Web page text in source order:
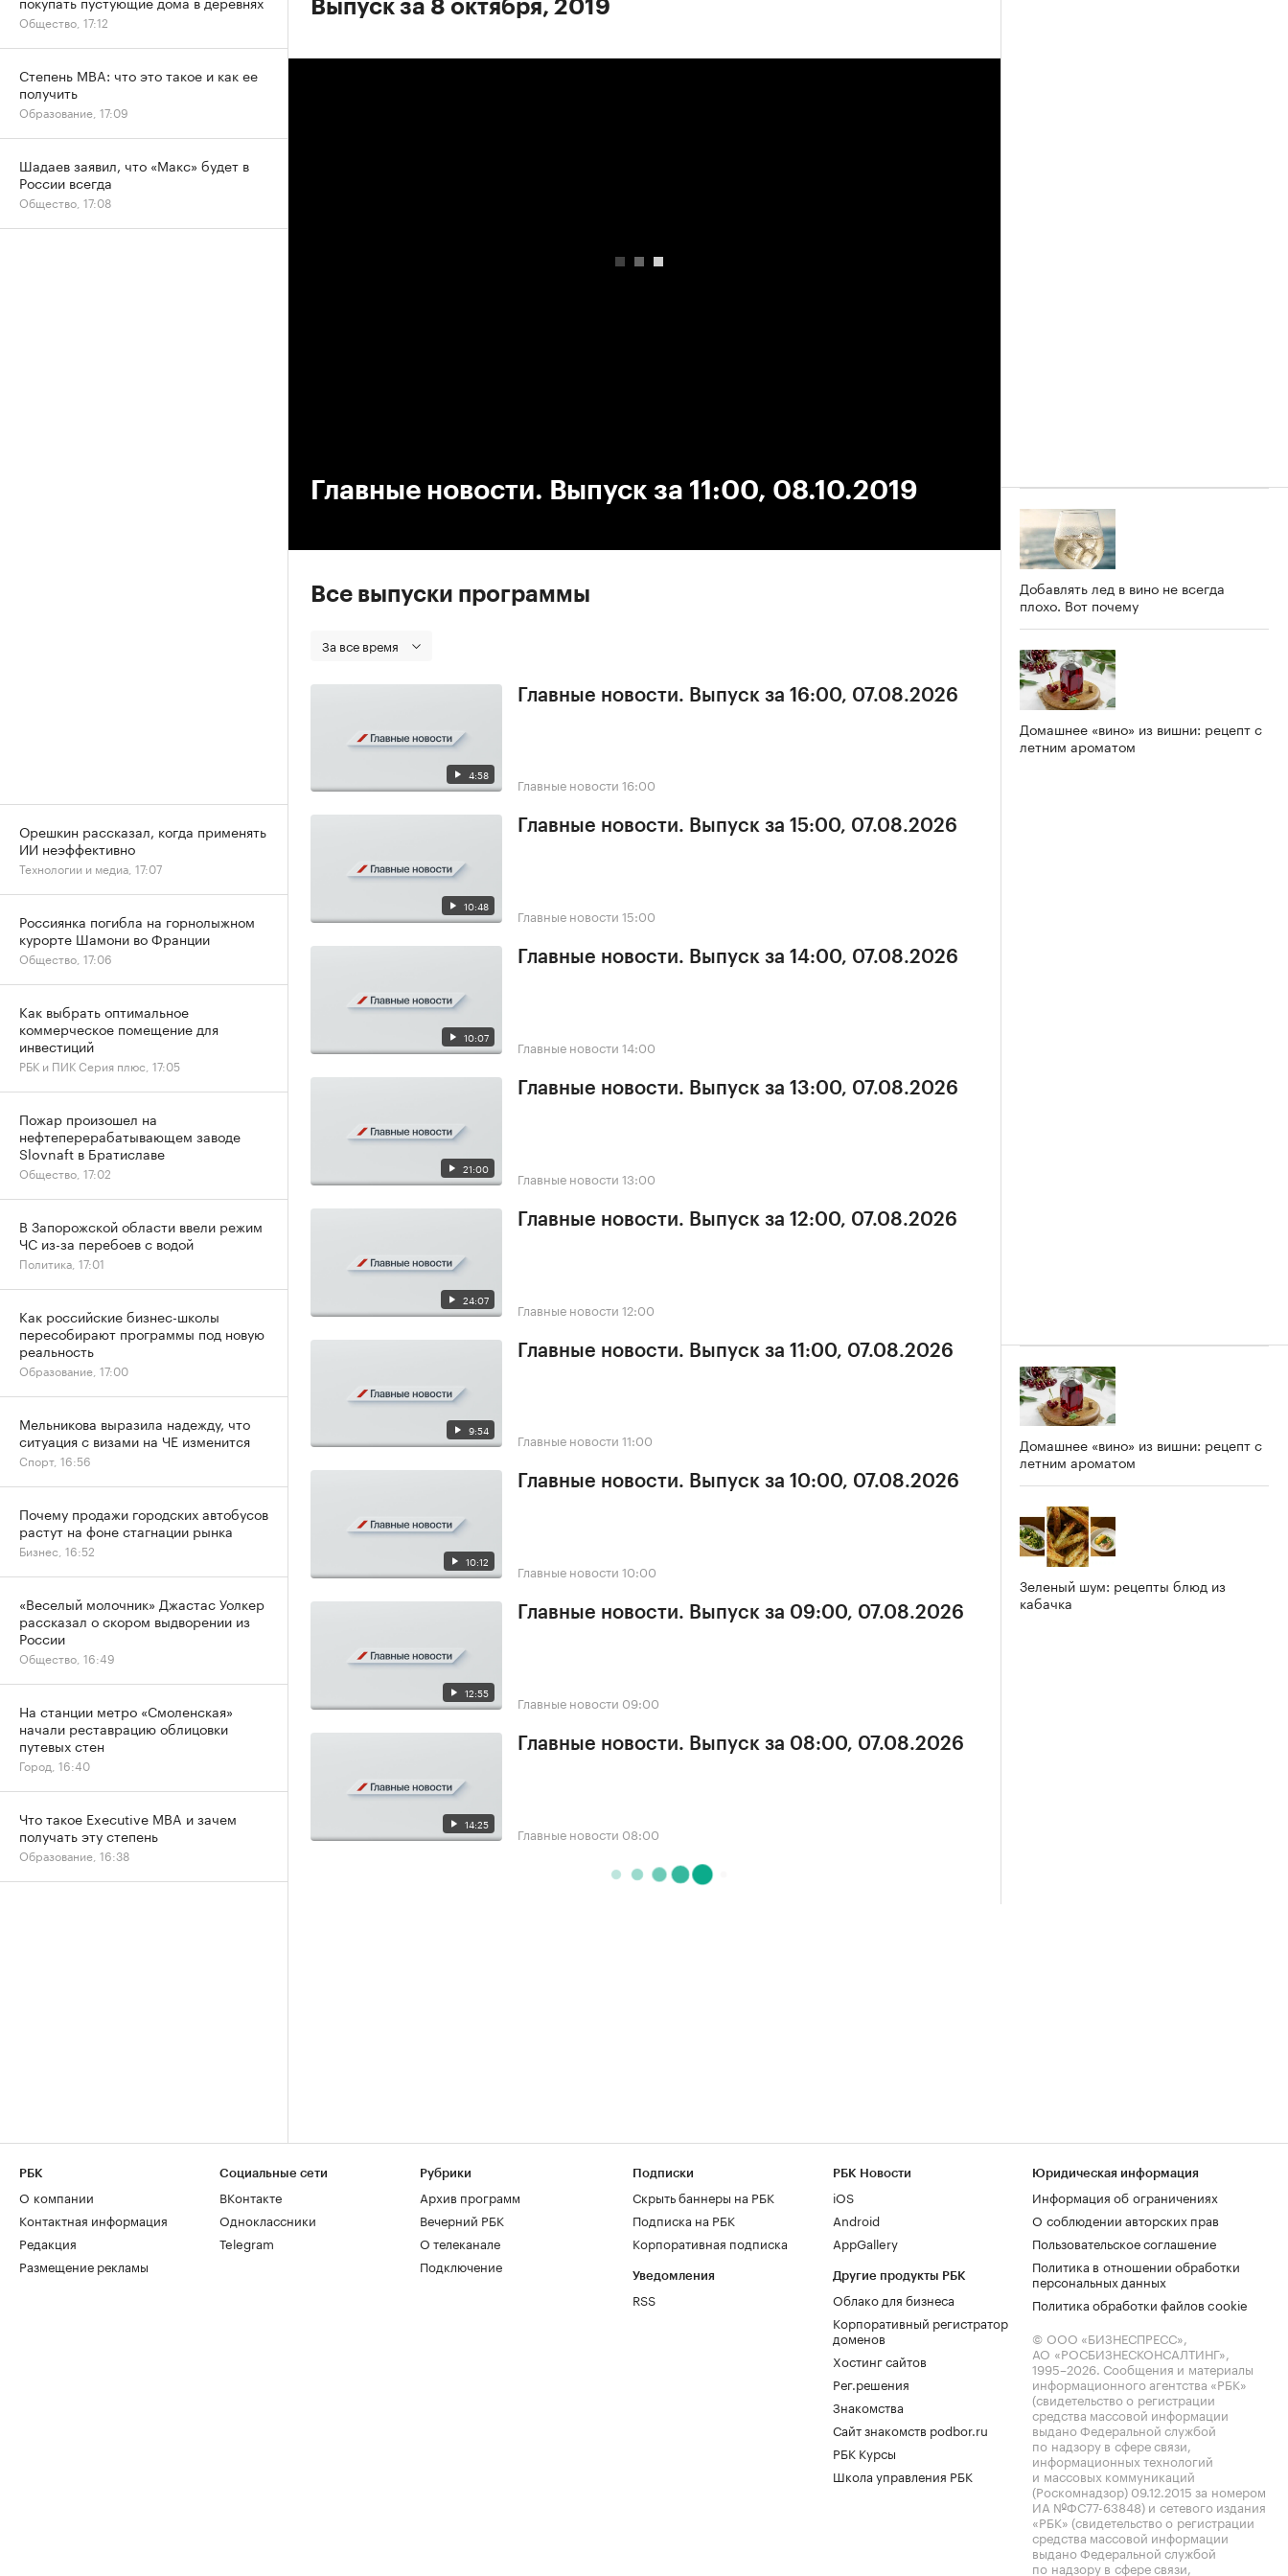
Выпуск за 8 октября, 2019
Главные новости. Выпуск за 11:00, 08.10.2019
Все выпуски программы
За все время
4:58
Главные новости. Выпуск за 16:00, 07.08.2026
Главные новости 16:00
10:48
Главные новости. Выпуск за 15:00, 07.08.2026
Главные новости 15:00
10:07
Главные новости. Выпуск за 14:00, 07.08.2026
Главные новости 14:00
21:00
Главные новости. Выпуск за 13:00, 07.08.2026
Главные новости 13:00
24:07
Главные новости. Выпуск за 12:00, 07.08.2026
Главные новости 12:00
9:54
Главные новости. Выпуск за 11:00, 07.08.2026
Главные новости 11:00
10:12
Главные новости. Выпуск за 10:00, 07.08.2026
Главные новости 10:00
12:55
Главные новости. Выпуск за 09:00, 07.08.2026
Главные новости 09:00
14:25
Главные новости. Выпуск за 08:00, 07.08.2026
Главные новости 08:00
Добавлять лед в вино не всегда
плохо. Вот почему
Домашнее «вино» из вишни: рецепт с
летним ароматом
Домашнее «вино» из вишни: рецепт с
летним ароматом
Зеленый шум: рецепты блюд из
кабачка
Общество, 17:12
Степень MBA: что это такое и как ее
получить
Образование, 17:09
Шадаев заявил, что «Макс» будет в
России всегда
Общество, 17:08
Орешкин рассказал, когда применять
ИИ неэффективно
Технологии и медиа, 17:07
Россиянка погибла на горнолыжном
курорте Шамони во Франции
Общество, 17:06
Как выбрать оптимальное
коммерческое помещение для
инвестиций
РБК и ПИК Серия плюс, 17:05
Пожар произошел на
нефтеперерабатывающем заводе
Slovnaft в Братиславе
Общество, 17:02
В Запорожской области ввели режим
ЧС из-за перебоев с водой
Политика, 17:01
Как российские бизнес-школы
пересобирают программы под новую
реальность
Образование, 17:00
Мельникова выразила надежду, что
ситуация с визами на ЧЕ изменится
Спорт, 16:56
Почему продажи городских автобусов
растут на фоне стагнации рынка
Бизнес, 16:52
«Веселый молочник» Джастас Уолкер
рассказал о скором выдворении из
России
Общество, 16:49
На станции метро «Смоленская»
начали реставрацию облицовки
путевых стен
Город, 16:40
Что такое Executive MBA и зачем
получать эту степень
Образование, 16:38
РБК
О компании
Контактная информация
Редакция
Размещение рекламы
Социальные сети
ВКонтакте
Одноклассники
Telegram
Рубрики
Архив программ
Вечерний РБК
О телеканале
Подключение
Подписки
Скрыть баннеры на РБК
Подписка на РБК
Корпоративная подписка
Уведомления
RSS
РБК Новости
iOS
Android
AppGallery
Другие продукты РБК
Облако для бизнеса
Корпоративный регистратор
доменов
Хостинг сайтов
Рег.решения
Знакомства
Сайт знакомств podbor.ru
РБК Курсы
Школа управления РБК
Юридическая информация
Информация об ограничениях
О соблюдении авторских прав
Пользовательское соглашение
Политика в отношении обработки
персональных данных
Политика обработки файлов cookie
© ООО «БИЗНЕСПРЕСС»,
АО «РОСБИЗНЕСКОНСАЛТИНГ»,
1995–2026. Сообщения и материалы
информационного агентства «РБК»
(свидетельство о регистрации
средства массовой информации
выдано Федеральной службой
по надзору в сфере связи,
информационных технологий
и массовых коммуникаций
(Роскомнадзор) 09.12.2015 за номером
ИА №ФС77-63848) и сетевого издания
«РБК» (свидетельство о регистрации
средства массовой информации
выдано Федеральной службой
по надзору в сфере связи,